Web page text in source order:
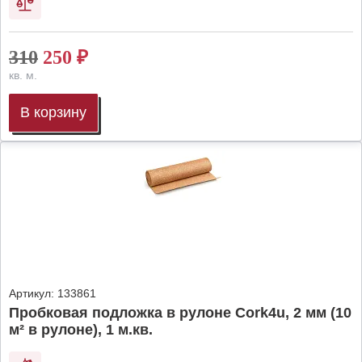
310 250 ₽
кв. м.
В корзину
Артикул: 133861
Пробковая подложка в рулоне Cork4u, 2 мм (10
м² в рулоне), 1 м.кв.